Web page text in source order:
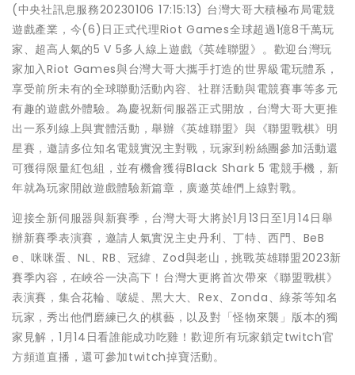
(中央社訊息服務20230106 17:15:13) 台灣大哥大積極布局電競
遊戲產業，今(6)日正式代理Riot Games全球超過1億8千萬玩
家、超高人氣的5 V 5多人線上遊戲《英雄聯盟》。歡迎台灣玩
家加入Riot Games與台灣大哥大攜手打造的世界級電玩體系，
享受前所未有的全球聯動活動內容、社群活動與電競賽事等多元
有趣的遊戲外體驗。為慶祝新伺服器正式開放，台灣大哥大更推
出一系列線上與實體活動，舉辦《英雄聯盟》與《聯盟戰棋》明
星賽，邀請多位知名電競實況主對戰，玩家到粉絲團參加活動還
可獲得限量紅包組，並有機會獲得Black Shark 5 電競手機，新
年就為玩家開啟遊戲體驗新篇章，廣邀英雄們上線對戰。
迎接全新伺服器與新賽季，台灣大哥大將於1月13日至1月14日舉
辦新賽季表演賽，邀請人氣實況主史丹利、丁特、西門、BeB
e、咪咪蛋、NL、RB、冠緯、Zod與老山，挑戰英雄聯盟2023新
賽季內容，在峽谷一決高下！台灣大更將首次帶來《聯盟戰棋》
表演賽，集合花輪、啵緹、黑大大、Rex、Zonda、綠茶等知名
玩家，秀出他們磨練已久的棋藝，以及對「怪物來襲」版本的獨
家見解，1月14日看誰能成功吃雞！歡迎所有玩家鎖定twitch官
方頻道直播，還可參加twitch掉寶活動。